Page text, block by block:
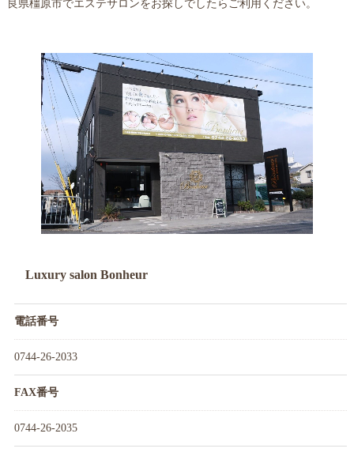
良県橿原市でエステサロンをお探しでしたらご利用ください。
Luxury salon Bonheur
電話番号
0744-26-2033
FAX番号
0744-26-2035